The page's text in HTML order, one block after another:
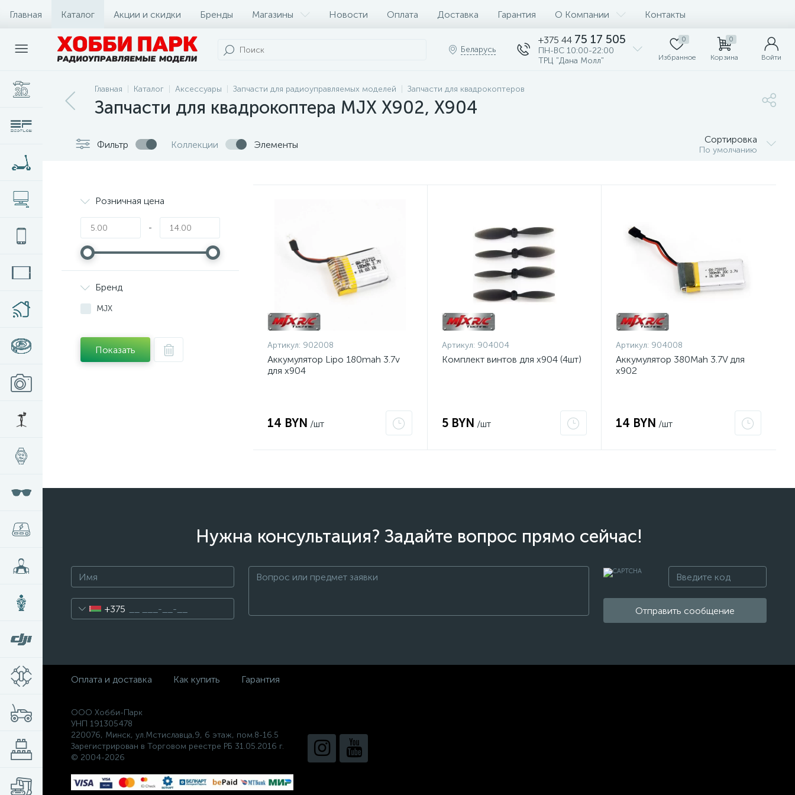
Главная Каталог Акции и скидки Бренды Магазины Новости Оплата Доставка Гарантия О Компании Контакты
Беларусь
+375 44 75 17 505
ПН-ВС 10:00-22:00
ТРЦ "Дана Молл"
0
Избранное
0
Корзина Войти
Главная Каталог Аксессуары Запчасти для радиоуправляемых моделей Запчасти для квадрокоптеров
Запчасти для квадрокоптера MJX X902, X904
Фильтр Коллекции Элементы Сортировка
По умолчанию
Розничная цена
-
Бренд
MJX
Показать Артикул: 902008
Аккумулятор Lipo 180mah 3.7v
для x904
14 BYN /шт
Артикул: 904004
Комплект винтов для x904 (4шт)
5 BYN /шт
Артикул: 904008
Аккумулятор 380Mah 3.7V для
x902
14 BYN /шт
Нужна консультация? Задайте вопрос прямо сейчас!
+375 Отправить сообщение
Оплата и доставка Как купить Гарантия
ООО Хобби-Парк
УНП 191305478
220076, Минск, ул.Мстиславца,9, 6 этаж, пом.8-16.5
Зарегистрирован в Торговом реестре РБ 31.05.2016 г.
© 2004-2026